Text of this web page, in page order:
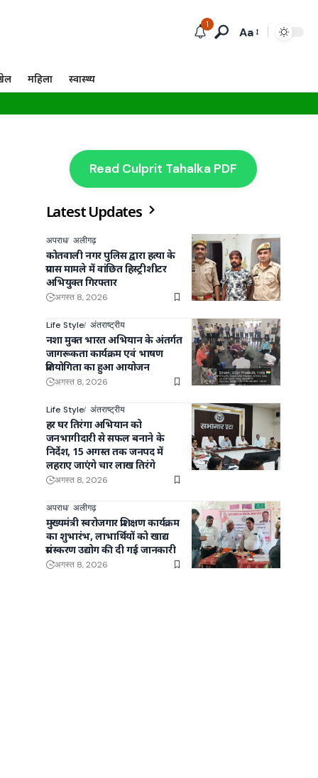
1
Aa
महिला स्वास्थ्य
Read Culprit Tahalka PDF
Latest Updates
अपराध अलीगढ़
कोतवाली नगर पुलिस द्वारा हत्या के
प्रयास मामले में वांछित हिस्ट्रीशीटर
अभियुक्त गिरफ्तार
अगस्त 8, 2026
Life Style अंतराष्ट्रीय
नशा मुक्त भारत अभियान के अंतर्गत
जागरूकता कार्यक्रम एवं भाषण
प्रतियोगिता का हुआ आयोजन
अगस्त 8, 2026
Life Style अंतराष्ट्रीय
हर घर तिरंगा अभियान को
जनभागीदारी से सफल बनाने के
निर्देश, 15 अगस्त तक जनपद में
लहराए जाएंगे चार लाख तिरंगे
अगस्त 8, 2026
अपराध अलीगढ़
मुख्यमंत्री स्वरोजगार प्रशिक्षण कार्यक्रम
का शुभारंभ, लाभार्थियों को खाद्य
प्रसंस्करण उद्योग की दी गई जानकारी
अगस्त 8, 2026